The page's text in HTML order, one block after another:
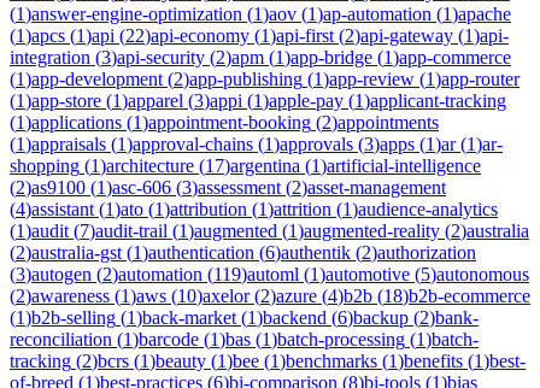
(1)answer-engine-optimization (1)aov (1)ap-automation (1)apache
(1)apcs (1)api (22)api-economy (1)api-first (2)api-gateway (1)api-
integration (3)api-security (2)apm (1)app-bridge (1)app-commerce
(1)app-development (2)app-publishing (1)app-review (1)app-router
(1)app-store (1)apparel (3)appi (1)apple-pay (1)applicant-tracking
(1)applications (1)appointment-booking (2)appointments
(1)appraisals (1)approval-chains (1)approvals (3)apps (1)ar(1)ar-
shopping (1)architecture (17)argentina (1)artificial-intelligence
(2)as9100 (1)asc-606 (3)assessment (2)asset-management
(4)assistant (1)ato (1)attribution (1)attrition (1)audience-analytics
(1)audit (7)audit-trail (1)augmented (1)augmented-reality (2)australia
(2)australia-gst (1)authentication (6)authentik (2)authorization
(3)autogen (2)automation (119)automl (1)automotive (5)autonomous
(2)awareness (1)aws (10)axelor(2)azure (4)b2b (18)b2b-ecommerce
(1)b2b-selling (1)back-market (1)backend (6)backup (2)bank-
reconciliation (1)barcode (1)bas (1)batch-processing (1)batch-
tracking (2)bcrs (1)beauty (1)bee (1)benchmarks (1)benefits (1)best-
of-breed (1)best-practices (6)bi-comparison (8)bi-tools (1)bias